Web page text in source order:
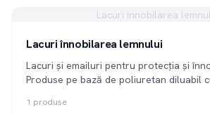
Lacuri înnobilarea
Lacuri înnobilarea lemnului
Lacuri și emailuri pentru protecția și
Produse pe bază de poliuretan diluabil
1 produse